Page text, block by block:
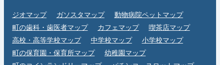
ジオマップ ガソスタマップ
動物病院ペットマップ
町の歯科・歯医者マップ
カフェマップ
喫茶店マップ
高校・高等学校マップ
中学校マップ
小学校マップ
町の保育園・保育所マップ
幼稚園マップ